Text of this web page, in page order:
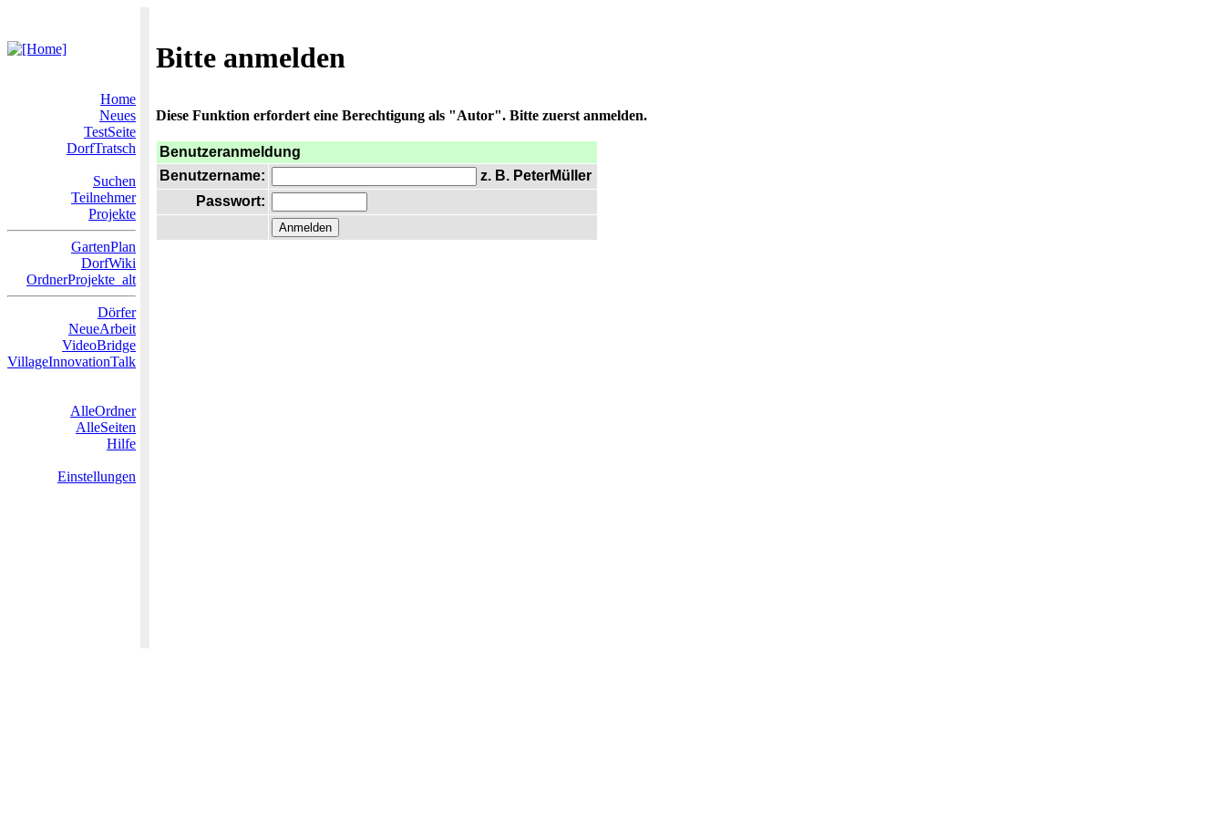
Bitte anmelden
Home
Neues
TestSeite
DorfTratsch
Suchen
Teilnehmer
Projekte
GartenPlan
DorfWiki
OrdnerProjekte_alt
Dörfer
NeueArbeit
VideoBridge
VillageInnovationTalk
AlleOrdner
AlleSeiten
Hilfe
Einstellungen
Diese Funktion erfordert eine Berechtigung als "Autor". Bitte zuerst anmelden.
Benutzeranmeldung
Benutzername:
z. B. PeterMüller
Passwort: